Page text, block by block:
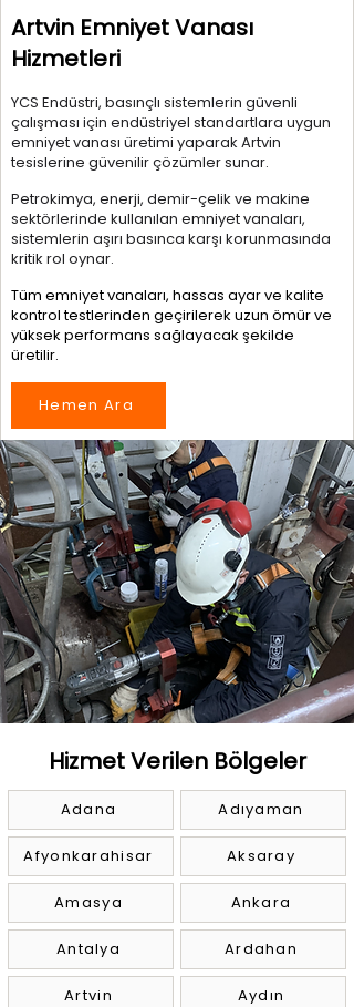
Artvin Emniyet Vanası
Hizmetleri
YCS Endüstri, basınçlı sistemlerin güvenli
çalışması için endüstriyel standartlara uygun
emniyet vanası üretimi yaparak Artvin
tesislerine güvenilir çözümler sunar.
Petrokimya, enerji, demir-çelik ve makine
sektörlerinde kullanılan emniyet vanaları,
sistemlerin aşırı basınca karşı korunmasında
kritik rol oynar.
Tüm emniyet vanaları, hassas ayar ve kalite
kontrol testlerinden geçirilerek uzun ömür ve
yüksek performans sağlayacak şekilde
üretilir.
Hemen Ara
Hizmet Verilen Bölgeler
Adana
Afyonkarahisar
Amasya
Antalya
Artvin
Adıyaman
Aksaray
Ankara
Ardahan
Aydın